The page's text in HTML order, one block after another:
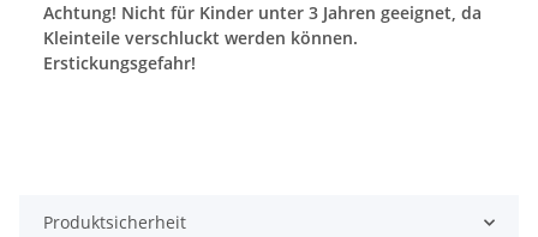
Achtung! Nicht für Kinder unter 3 Jahren geeignet, da
Kleinteile verschluckt werden können.
Erstickungsgefahr!
Produktsicherheit